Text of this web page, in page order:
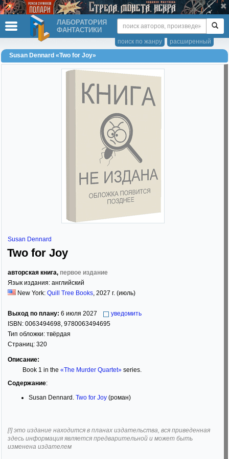
ЛАБОРАТОРИЯ
ФАНТАСТИКИ
расширенный
поиск по жанру
Susan Dennard «Two for Joy»
Susan Dennard
Two for Joy
авторская книга, первое издание
Язык издания: английский
New York: Quill Tree Books, 2027 г. (июль)
Выход по плану: 6 июля 2027
уведомить
ISBN: 0063494698, 9780063494695
Тип обложки: твёрдая
Страниц: 320
Описание:
Book 1 in the «The Murder Quartet»series.
Содержание:
Susan Dennard. Two for Joy (роман)
[!] это издание находится в планах издательства, вся приведенная
здесь информация является предварительной и может быть
изменена издателем